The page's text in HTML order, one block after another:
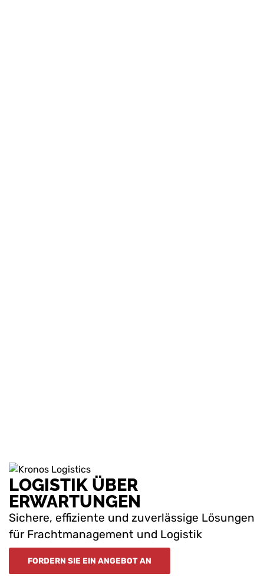
LOGISTIK ÜBER
ERWARTUNGEN
Sichere, effiziente und zuverlässige Lösungen
für Frachtmanagement und Logistik
FORDERN SIE EIN ANGEBOT AN